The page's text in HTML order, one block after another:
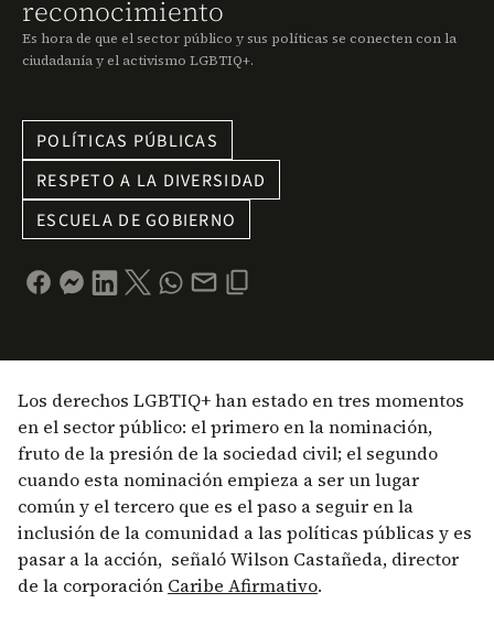
reconocimiento
Es hora de que el sector público y sus políticas se conecten con la
ciudadanía y el activismo LGBTIQ+.
POLÍTICAS PÚBLICAS
RESPETO A LA DIVERSIDAD
ESCUELA DE GOBIERNO
Los derechos LGBTIQ+ han estado en tres momentos
en el sector público: el primero en la nominación,
fruto de la presión de la sociedad civil; el segundo
cuando esta nominación empieza a ser un lugar
común y el tercero que es el paso a seguir en la
inclusión de la comunidad a las políticas públicas y es
pasar a la acción, señaló Wilson Castañeda, director
de la corporación Caribe Afirmativo.